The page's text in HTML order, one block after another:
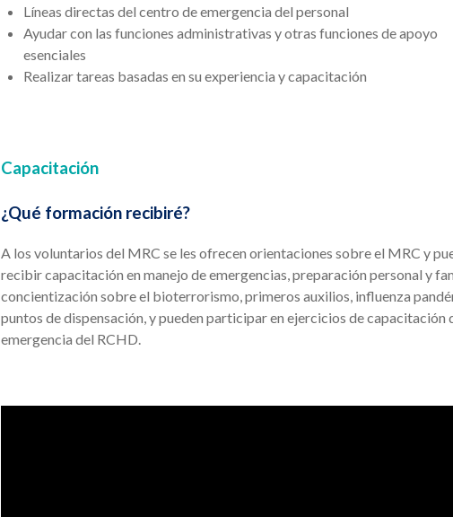
Líneas directas del centro de emergencia del personal
Ayudar con las funciones administrativas y otras funciones de apoyo
esenciales
Realizar tareas basadas en su experiencia y capacitación
Capacitación
¿Qué formación recibiré?
A los voluntarios del MRC se les ofrecen orientaciones sobre el MRC y
recibir capacitación en manejo de emergencias, preparación personal y
concientización sobre el bioterrorismo, primeros auxilios, influenza
puntos de dispensación, y pueden participar en ejercicios de capacitación
emergencia del RCHD.